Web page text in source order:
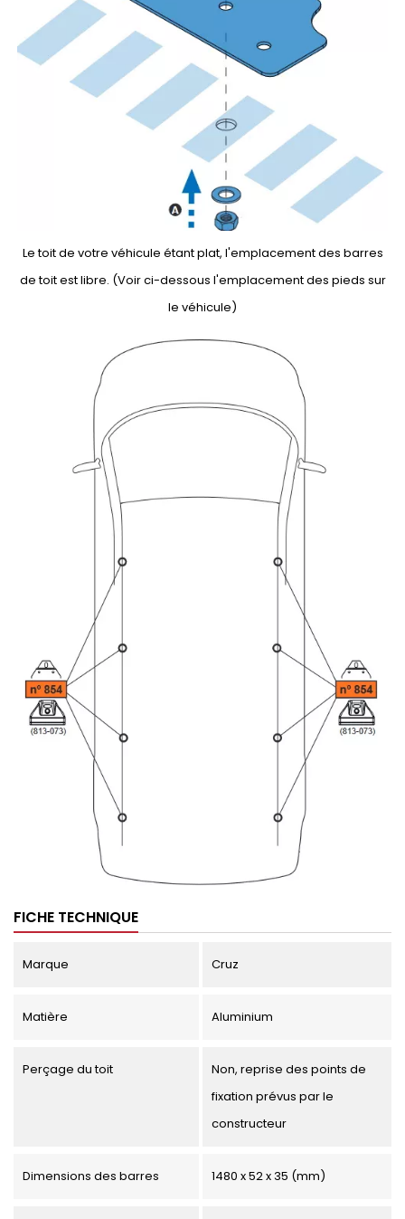
Le toit de votre véhicule étant plat, l'emplacement des barres
de toit est libre. (Voir ci-dessous l'emplacement des pieds sur
le véhicule)
FICHE TECHNIQUE
Marque Cruz
Matière Aluminium
Perçage du toit
Non, reprise des points de
fixation prévus par le
constructeur
Dimensions des barres 1480 x 52 x 35 (mm)